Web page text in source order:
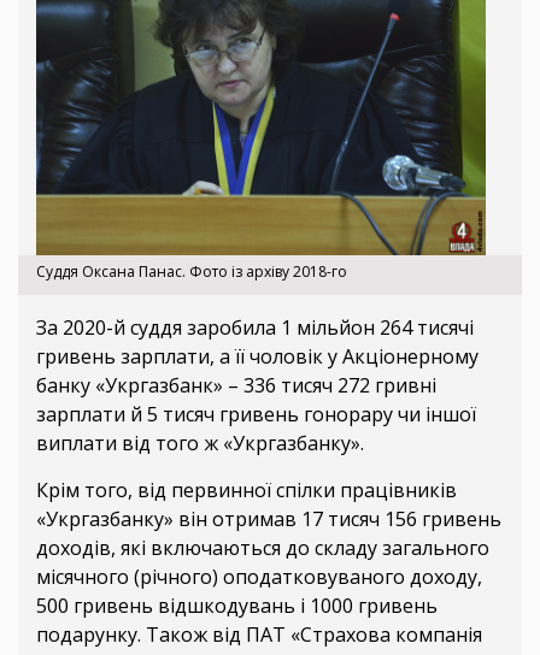
Суддя Оксана Панас. Фото із архіву 2018-го
За 2020-й суддя заробила 1 мільйон 264 тисячі
гривень зарплати, а її чоловік у Акціонерному
банку «Укргазбанк» – 336 тисяч 272 гривні
зарплати й 5 тисяч гривень гонорару чи іншої
виплати від того ж «Укргазбанку».
Крім того, від первинної спілки працівників
«Укргазбанку» він отримав 17 тисяч 156 гривень
доходів, які включаються до складу загального
місячного (річного) оподатковуваного доходу,
500 гривень відшкодувань і 1000 гривень
подарунку. Також від ПАТ «Страхова компанія